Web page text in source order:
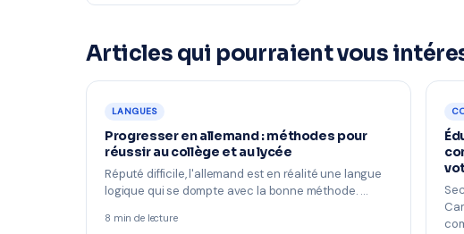
Articles qui pourraient vous
LANGUES
Progresser en allemand : méthodes pour
réussir au collège et au lycée
Réputé difficile, l'allemand est en réalité une langue
logique qui se dompte avec la bonne méthode. …
8 min de lecture